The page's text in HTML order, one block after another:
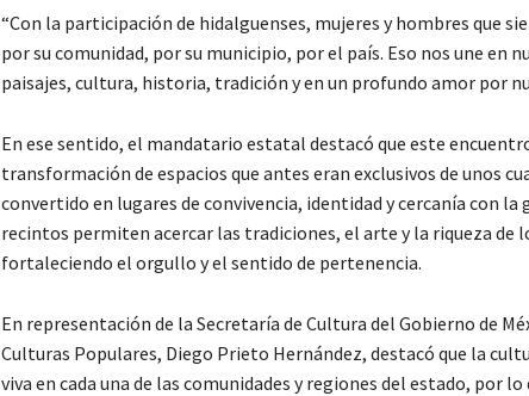
“Con la participación de hidalguenses, mujeres y hombres que
por su comunidad, por su municipio, por el país. Eso nos une en
paisajes, cultura, historia, tradición y en un profundo amor por
En ese sentido, el mandatario estatal destacó que este
transformación de espacios que antes eran exclusivos de unos
convertido en lugares de convivencia, identidad y cercanía con la
recintos permiten acercar las tradiciones, el arte y la riqueza de
fortaleciendo el orgullo y el sentido de pertenencia.
En representación de la Secretaría de Cultura del Gobierno de
Culturas Populares, Diego Prieto Hernández, destacó que la
viva en cada una de las comunidades y regiones del estado, por